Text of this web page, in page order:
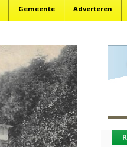
Gemeente Adverteren